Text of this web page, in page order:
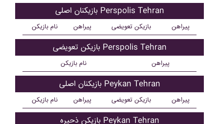
بازیکنان اصلی Perspolis Tehran
نام بازیکن پیراهن بازیکن تعویضی پیراهن
بازیکن تعویضی Perspolis Tehran
نام بازیکن پیراهن
بازیکنان اصلی Peykan Tehran
نام بازیکن پیراهن بازیکن تعویضی پیراهن
بازیکن ذحیره Peykan Tehran